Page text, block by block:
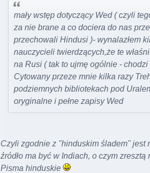
mały wstęp dotyczący Wed ( czyli
za nie brane a co dociera do nas
przechowali Hindusi )- wynalazłem
nauczycieli twierdzących,że te
na Rusi ( tak to ujmę ogólnie -
Cytowany przeze mnie kilka razy
podziemnych bibliotekach pod
oryginalne i pełne zapisy Wed
Czyli zgodnie z "hinduskim śladem" jest
źródło ma być w Indiach, o czym
Pisma hinduskie